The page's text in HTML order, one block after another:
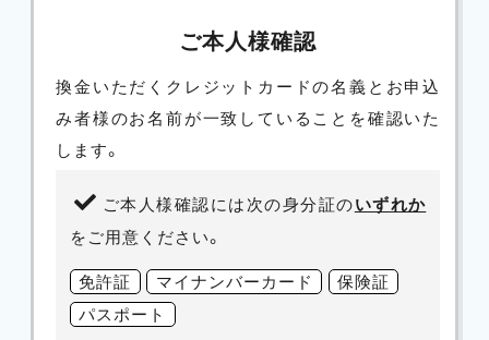
ご本人様確認
換金いただくクレジットカードの名義とお申込
み者様のお名前が一致していることを確認いた
します。
ご本人様確認には次の身分証のいずれか
をご用意ください。
免許証 マイナンバーカード
保険証
パスポート